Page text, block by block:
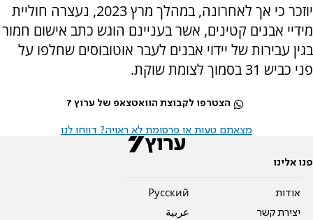
יוזכר כי אך לאחרונה, במהלך מרץ 2023, נעצרה חוליית
מידיי אבנים קטינים, אשר בעניינם הוגש כתב אישום חמור
בגין עבירות של יידוי אבנים לעבר אוטובוסים שחלפו על
פני כביש 31 בסמוך לצומת שוקת.
הצטרפו לקבוצת הוואטצאפ של ערוץ 7
מצאתם טעות או פרסומת לא ראויה? דווחו לנו
פנו אלינו
אודות
יצירת קשר
Pусский
عربية